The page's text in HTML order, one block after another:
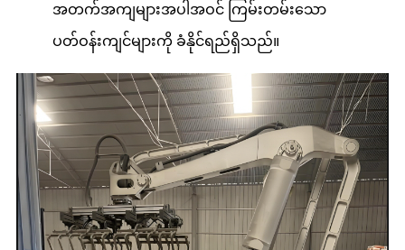
အတက်အကျများအပါအဝင် ကြမ်းတမ်းသော
ပတ်ဝန်းကျင်များကို ခံနိုင်ရည်ရှိသည်။